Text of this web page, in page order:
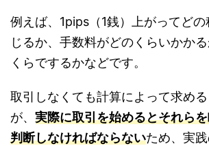
例えば、1pips（1銭）上がってど
じるか、手数料がどのくらいかか
くらでするかなどです。
取引しなくても計算によって求め
が、 実際に取引を始めるとそれら
判断しなければならないため、実